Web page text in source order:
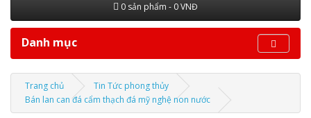
0 sản phẩm - 0 VNĐ
Danh mục
Trang chủ
Tin Tức phong thủy
Bán lan can đá cẩm thạch đá mỹ nghệ non nước